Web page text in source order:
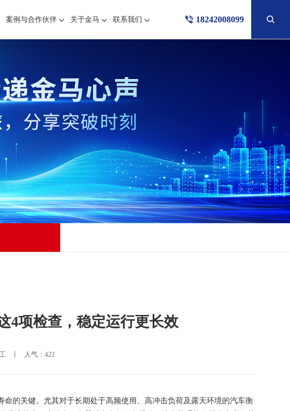
案例与合作伙伴 关于金马 联系我们 18242008099
4项检查，稳定运行更长效
丨 人气： 422
的关键。尤其对于长期处于高频使用、高冲击负荷及露天环境的汽车衡